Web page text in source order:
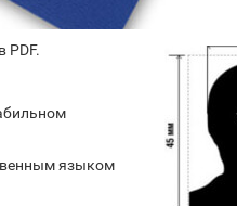
в PDF.
языком